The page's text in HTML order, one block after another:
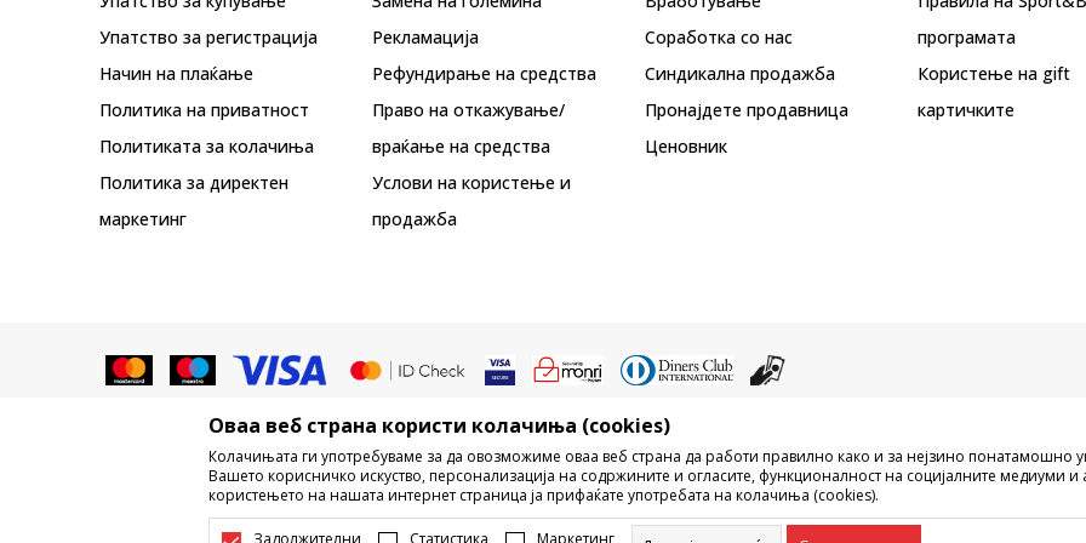
Упатство за регистрација
Начин на плаќање
Политика на приватност
Политиката за колачиња
Политика за директен
маркетинг
Рекламациja
Рефундирање на средства
Право на откажување/
враќање на средства
Услови на користење и
продажба
Соработка со нас
Синдикална продажба
Пронајдете продавница
Ценовник
програмата
Користење на gift
картичките
Не е дозволено превземање или користење на содржината од интернет страните на Sport Vision, делумно
трговски марки, комерцијални содржини, ниту истите да се отстапуваат на трети лица, јавно да се објавуваат
без писмена согласност од БДС.МК ДООЕЛ.
Настојуваме да бидеме што попрецизни во описот на производот, фотографијата и самата цена, но не
информации се комплетни и без грешка. Сите прикажани производи на сајтот се дел од нашата понуда, но
Оваа веб страна користи колачиња (cookies)
Колачињата ги употребуваме за да овозможиме оваа веб страна да работи правилно како и за нејзино понатамошно
Вашето корисничко искуство, персонализација на содржините и огласите, функционалност на социјалните медиуми
користењето на нашата интернет страница ја прифаќате употребата на колачиња (cookies).
Задолжителни Статистика Маркетинг